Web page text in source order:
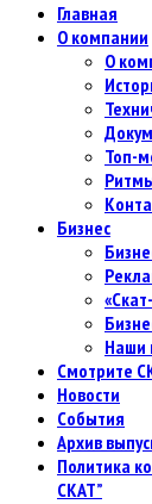
Главная
О компании
О
Топ-
Бизнес
Наши
Смотрите
Новости
События
Архив
Политика
СКАТ”